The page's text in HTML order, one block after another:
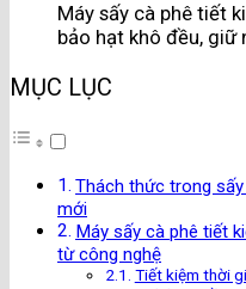
Máy sấy cà phê tiết
bảo hạt khô đều, giữ
MỤC LỤC
Thách thức trong
mới
Máy sấy cà phê tiết
từ công nghệ
Tiết kiệm thời